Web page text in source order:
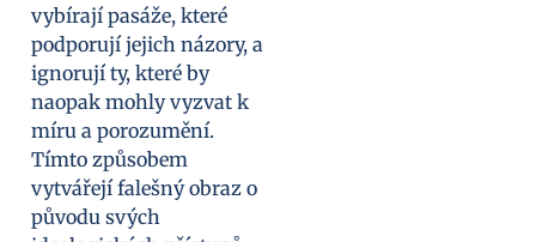
vybírají pasáže, které
podporují jejich názory, a
ignorují ty, které by
naopak mohly vyzvat k
míru a porozumění.
Tímto způsobem
vytvářejí falešný obraz o
původu svých